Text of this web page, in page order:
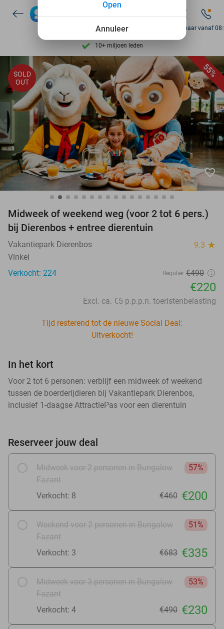
Ontdek 15.000+ deals
7 dagen per week beschikbaar
10+ miljoen leden
9,4 op basis van206.257 reviews
Ontdek 15.000+ deals
7 dagen per week beschikbaar
10+ miljoen leden
Bereikbaar vanaf
55%
SOLD
OUT
favorite_border
Midweek of weekend weg (voor 2 tot 6 pers.)
bij Dierenbos + entree dierentuin
Vakantiepark Dierenbos 9.3 star
Vinkel
Verkocht: 224
Regulier €490
€220
Excl. ca. €5 p.p.p.n. toeristenbelasting
Tijd resterend tot de nieuwe Social Deal:
Uitverkocht!
In het kort
Voor 2 tot 6 personen: verblijf een midweek of weekend
tussen de boerderijdieren bij Vakantiepark Dierenbos,
inclusief 1-daagse AttractiePas voor een dierentuin
Reserveer jouw deal
Midweek voor 2 personen in Bungalow
Fazant
57%
Verkocht: 8 €460 €200
Weekend voor 2 personen in Bungalow
Fazant
51%
Verkocht: 3 €683 €335
Midweek voor 3 personen in Bungalow
Fazant
53%
Verkocht: 4 €490 €230
Annuleer
Open